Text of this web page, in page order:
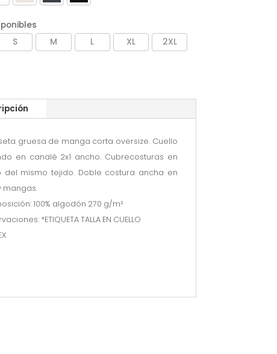
S M L XL
2XL
gruesa de manga corta oversize. Cuello
en canalé 2x1 ancho. Cubrecosturas en
del mismo tejido. Doble costura ancha en
mangas.
100% algodón 270 g/m²
*ETIQUETA TALLA EN CUELLO